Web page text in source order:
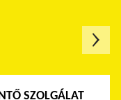
SZOLGÁLAT